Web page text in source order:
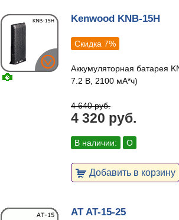
Kenwood KNB-15H
Скидка 7%
Аккумуляторная батарея
7.2 В, 2100 мА*ч)
4 640 руб.
4 320 руб.
В наличии: О
Добавить в корзину
AT AT-15-25